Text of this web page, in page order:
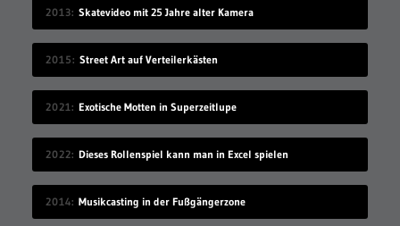
2013 Skatevideo mit 25 Jahre alter Kamera
2015 Street Art auf Verteilerkästen
2021 Exotische Motten in Superzeitlupe
2022 Dieses Rollenspiel kann man in Excel spielen
2014 Musikcasting in der Fußgängerzone